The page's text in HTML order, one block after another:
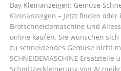
Bay Kleinanzeigen: Gemüse
Kleinanzeigen – Jetzt finden oder
Brotschneidemaschine und
online kaufen. Sie wünschen
zu schneidendes Gemüse nicht
SCHNEIDEMASCHINE Ersatzteile
Schnittzerkleinerung von